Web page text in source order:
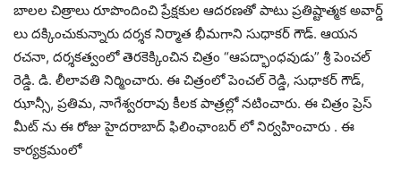
బాలల చిత్రాలు రూపొందించి ప్రేక్షకుల ఆదరణతో పాటు ప్రతిష్టాత్మక అవార్డ్
లు దక్కించుకున్నారు దర్శక నిర్మాత భీమగాని సుధాకర్ గౌడ్. ఆయన
రచనా, దర్శకత్వంలో తెరకెక్కించిన చిత్రం “ఆపద్భాంధవుడు” శ్రీ పెంచల్
రెడ్డి. డి. లీలావతి నిర్మించారు. ఈ చిత్రంలో పెంచల్ రెడ్డి, సుధాకర్ గౌడ్,
ఝాన్సీ, ప్రతిమ, నాగేశ్వరరావు కీలక పాత్రల్లో నటించారు. ఈ చిత్రం ప్రెస్
మీట్ ను ఈ రోజు హైదరాబాద్ ఫిలింఛాంబర్ లో నిర్వహించారు . ఈ
కార్యక్రమంలో